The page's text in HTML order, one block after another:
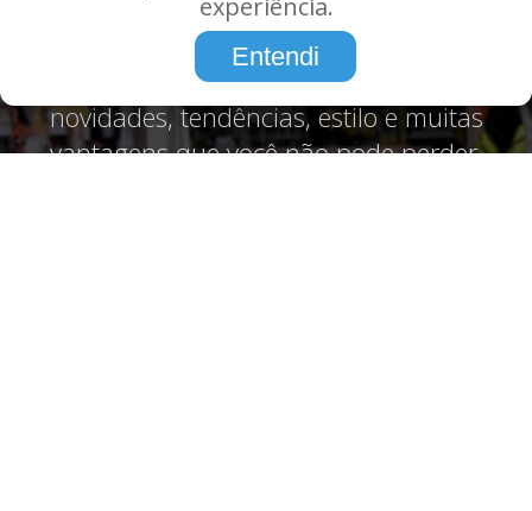
Promoções, informações, atualidades,
tudo o que você precisa saber sobre,
novidades, tendências, estilo e muitas
vantagens que você não pode perder.
experiência.
Entendi